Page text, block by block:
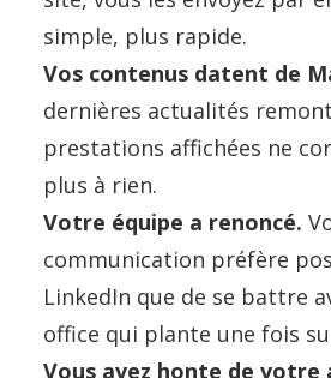
simple, plus rapide.
Vos contenus datent de
dernières actualités
prestations affichées ne
plus à rien.
Votre équipe a renoncé.
communication préfère
LinkedIn que de se battre
office qui plante une fois
Vous avez honte de votre